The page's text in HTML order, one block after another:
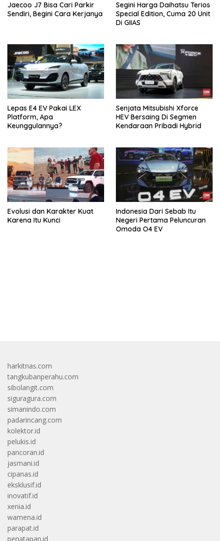
Jaecoo J7 Bisa Cari Parkir
Sendiri, Begini Cara Kerjanya
Segini Harga Daihatsu Terios
Special Edition, Cuma 20 Unit
Di GIIAS
Lepas E4 EV Pakai LEX
Platform, Apa
Keunggulannya?
Senjata Mitsubishi Xforce
HEV Bersaing Di Segmen
Kendaraan Pribadi Hybrid
Evolusi dan Karakter Kuat
Karena Itu Kunci
Indonesia Dari Sebab Itu
Negeri Pertama Peluncuran
Omoda O4 EV
harkitnas.com
tangkubanperahu.com
sibolangit.com
siguragura.com
simanindo.com
padarincang.com
kolektor.id
pelukis.id
pancoran.id
jasmani.id
cipanas.id
eksklusif.id
inovatif.id
xenia.id
wamena.id
parapat.id
penatapan.id